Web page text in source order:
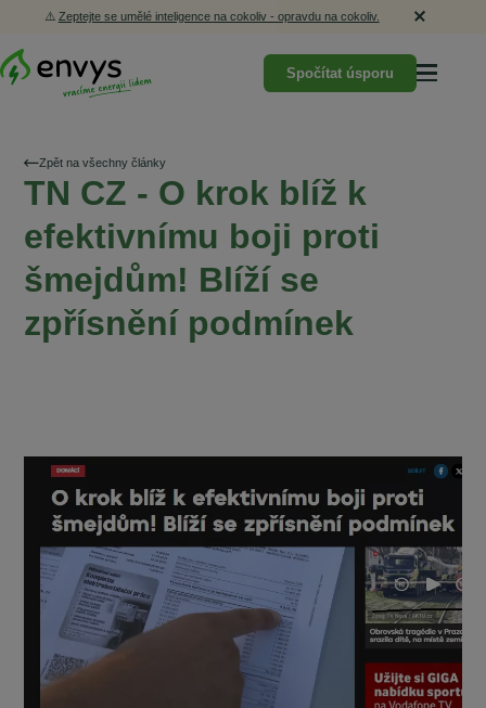
⚠️ Zeptejte se umělé inteligence na cokoliv - opravdu na cokoliv.
Spočítat úsporu
Zpět na všechny články
TN CZ - O krok blíž k
efektivnímu boji proti
šmejdům! Blíží se
zpřísnění podmínek